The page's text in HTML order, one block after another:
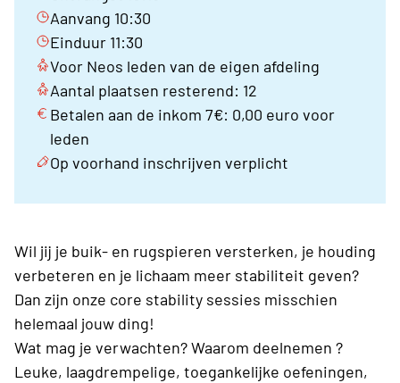
Aanvang 10:30
Einduur 11:30
Voor Neos leden van de eigen afdeling
Aantal plaatsen resterend: 12
Betalen aan de inkom 7€: 0,00 euro voor
leden
Op voorhand inschrijven verplicht
Wil jij je buik- en rugspieren versterken, je houding
verbeteren en je lichaam meer stabiliteit geven?
Dan zijn onze core stability sessies misschien
helemaal jouw ding!
Wat mag je verwachten? Waarom deelnemen ?
Leuke, laagdrempelige, toegankelijke oefeningen,